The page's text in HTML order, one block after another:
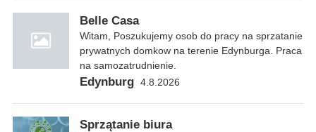
Belle Casa
Witam, Poszukujemy osob do pracy na sprzatanie
prywatnych domkow na terenie Edynburga. Praca
na samozatrudnienie.
Edynburg 4.8.2026
Sprzątanie biura